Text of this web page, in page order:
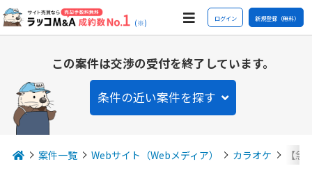
(※) ログイン 新規登録（無料）
この案件は交渉の受付を終了しています。
条件の近い案件を探す
案件一覧 Webサイト（Webメディア） カラオケ 【